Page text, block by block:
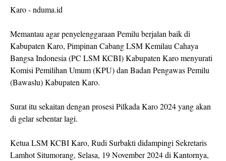
Karo - nduma.id
Memantau agar penyelenggaraan Pemilu berjalan baik di
Kabupaten Karo, Pimpinan Cabang LSM Kemilau Cahaya
Bangsa Indonesia (PC LSM KCBI) Kabupaten Karo menyurati
Komisi Pemilihan Umum (KPU) dan Badan Pengawas Pemilu
(Bawaslu) Kabupaten Karo.
Surat itu sekaitan dengan prosesi Pilkada Karo 2024 yang akan
di gelar sebentar lagi.
Ketua LSM KCBI Karo, Rudi Surbakti didampingi Sekretaris
Lamhot Situmorang, Selasa, 19 November 2024 di Kantornya,